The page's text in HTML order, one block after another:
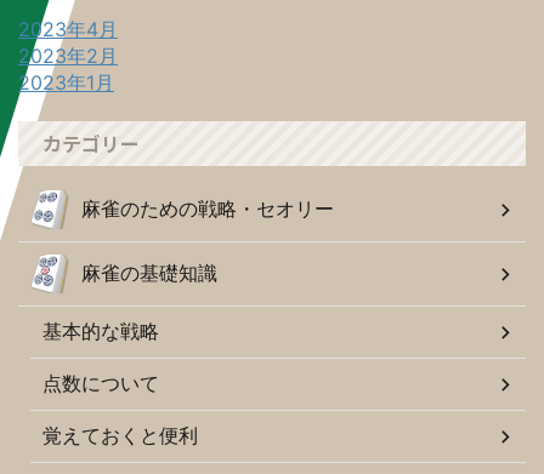
2023年4月
2023年2月
2023年1月
カテゴリー
麻雀のための戦略・セオリー
麻雀の基礎知識
基本的な戦略
点数について
覚えておくと便利